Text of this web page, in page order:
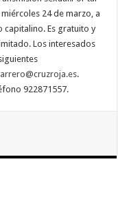
24 de marzo, a
capitalino. Es gratuito y
Los interesados
.
922871557.